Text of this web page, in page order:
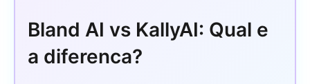
Bland AI vs KallyAI: Qual e
a diferenca?